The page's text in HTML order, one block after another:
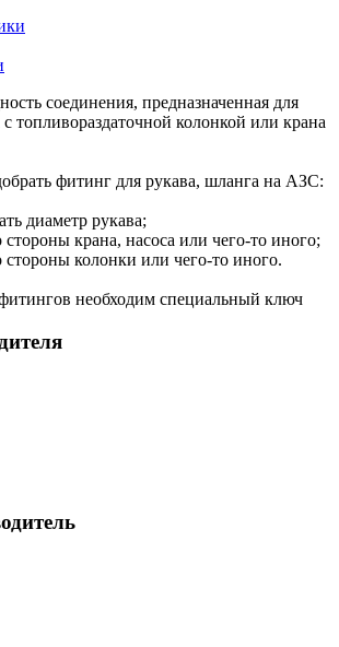
соединения, предназначенная для
топливораздаточной колонкой или крана
фитинг для рукава, шланга на АЗС:
диаметр рукава;
крана, насоса или чего-то иного;
колонки или чего-то иного.
необходим специальный ключ